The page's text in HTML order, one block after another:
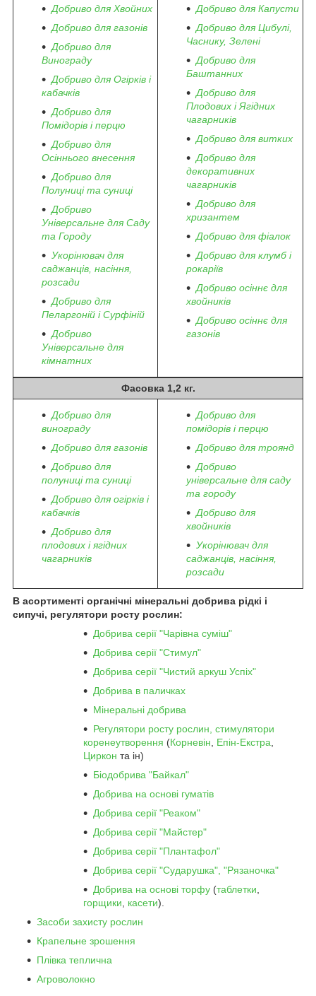
Добриво для Хвойних
Добриво для газонів
Добриво для
Винограду
Добриво для Огірків і
кабачків
Добриво для
Помідорів і перцю
Добриво для
Осіннього внесення
Добриво для
Полуниці та суниці
Добриво
Універсальне для Саду
та Городу
Укорінювач для
саджанців, насіння,
розсади
Добриво для
Пеларгоній і Сурфіній
Добриво
Універсальне для
кімнатних
Добриво для Капусти
Добриво для Цибулі,
Часнику, Зелені
Добриво для
Баштанних
Добриво для
Плодових і Ягідних
чагарників
Добриво для витких
Добриво для
декоративних
чагарників
Добриво для
хризантем
Добриво для фіалок
Добриво для клумб і
рокаріїв
Добриво осіннє для
хвойників
Добриво осіннє для
газонів
Фасовка 1,2 кг.
Добриво для
винограду
Добриво для газонів
Добриво для
полуниці та суниці
Добриво для огірків і
кабачків
Добриво для
плодових і ягідних
чагарників
Добриво для
помідорів і перцю
Добриво для троянд
Добриво
універсальне для саду
та городу
Добриво для
хвойників
Укорінювач для
саджанців, насіння,
розсади
В асортименті органічні мінеральні добрива рідкі і
сипучі, регулятори росту рослин:
Добрива серії "Чарівна суміш"
Добрива серії "Стимул"
Добрива серії "Чистий аркуш Успіх"
Добрива в паличках
Мінеральні добрива
Регулятори росту рослин, стимулятори
коренеутворення (Корневін, Епін-Екстра,
Циркон та ін)
Біодобрива "Байкал"
Добрива на основі гуматів
Добрива серії "Реаком"
Добрива серії "Майстер"
Добрива серії "Плантафол"
Добрива серії "Сударушка", "Рязаночка"
Добрива на основі торфу (таблетки,
горщики, касети).
Засоби захисту рослин
Крапельне зрошення
Плівка теплична
Агроволокно